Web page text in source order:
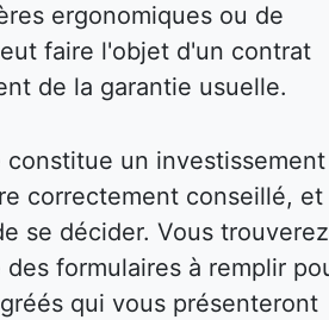
ergonomiques ou de
faire l'objet d'un contrat
de la garantie usuelle.
un investissement
correctement conseillé, et
se décider. Vous trouverez
formulaires à remplir
qui vous présenteront